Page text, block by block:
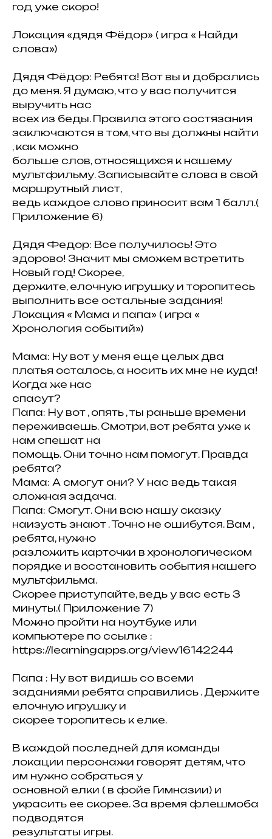
год уже скоро!
Локация «дядя Фёдор» ( игра « Найди
слова»)
Дядя Фёдор: Ребята! Вот вы и добрались
до меня. Я думаю, что у вас получится
выручить нас
всех из беды. Правила этого состязания
заключаются в том, что вы должны найти
, как можно
больше слов, относящихся к нашему
мультфильму. Записывайте слова в свой
маршрутный лист,
ведь каждое слово приносит вам 1 балл.(
Приложение 6)
Дядя Федор: Все получилось! Это
здорово! Значит мы сможем встретить
Новый год! Скорее,
держите, елочную игрушку и торопитесь
выполнить все остальные задания!
Локация « Мама и папа» ( игра «
Хронология событий»)
Мама: Ну вот у меня еще целых два
платья осталось, а носить их мне не куда!
Когда же нас
спасут?
Папа: Ну вот , опять , ты раньше времени
переживаешь. Смотри, вот ребята уже к
нам спешат на
помощь. Они точно нам помогут. Правда
ребята?
Мама: А смогут они? У нас ведь такая
сложная задача.
Папа: Смогут. Они всю нашу сказку
наизусть знают . Точно не ошибутся. Вам ,
ребята, нужно
разложить карточки в хронологическом
порядке и восстановить события нашего
мультфильма.
Скорее приступайте, ведь у вас есть 3
минуты.( Приложение 7)
Можно пройти на ноутбуке или
компьютере по ссылке :
https://learningapps.org/view16142244
Папа : Ну вот видишь со всеми
заданиями ребята справились . Держите
елочную игрушку и
скорее торопитесь к елке.
В каждой последней для команды
локации персонажи говорят детям, что
им нужно собраться у
основной елки ( в фойе Гимназии) и
украсить ее скорее. За время флешмоба
подводятся
результаты игры.